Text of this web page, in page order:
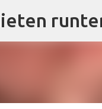
Direkt zum